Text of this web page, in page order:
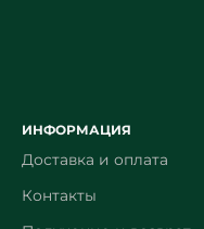
ИНФОРМАЦИЯ
Доставка и оплата
Контакты